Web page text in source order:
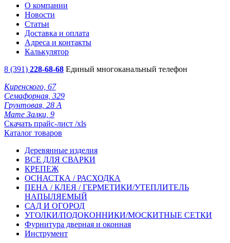
О компании
Новости
Статьи
Доставка и оплата
Адреса и контакты
Калькулятор
8 (391) 228-68-68 Единый многоканальный телефон
Киренского, 67
Семафорная, 329
Грунтовая, 28 А
Мате Залки, 9
Скачать прайс-лист /xls
Каталог товаров
Деревянные изделия
ВСЕ ДЛЯ СВАРКИ
КРЕПЕЖ
ОСНАСТКА / РАСХОДКА
ПЕНА / КЛЕЯ / ГЕРМЕТИКИ/УТЕПЛИТЕЛЬ
НАПЫЛЯЕМЫЙ
САД И ОГОРОД
УГОЛКИ/ПОДОКОННИКИ/МОСКИТНЫЕ СЕТКИ
Фурнитура дверная и оконная
Инструмент